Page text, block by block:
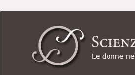
contenuti.
Strumenti
personali